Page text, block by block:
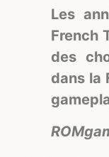
Les
French
des
dans la